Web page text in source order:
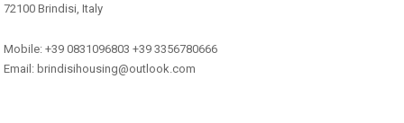
72100 Brindisi, Italy
Mobile: +39 0831096803 +39 3356780666
Email: brindisihousing@outlook.com